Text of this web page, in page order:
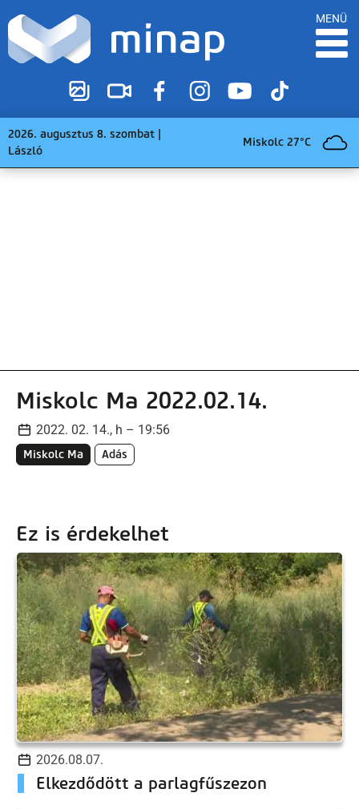
MENÜ
2026. augusztus 8. szombat |
László
Miskolc 27°C
Miskolc Ma 2022.02.14.
2022. 02. 14., h – 19:56
Miskolc Ma Adás
Ez is érdekelhet
2026.08.07.
Elkezdődött a parlagfűszezon